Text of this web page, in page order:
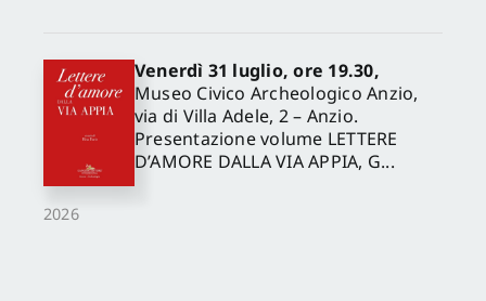
2026
Venerdì 31 luglio, ore 19.30,
Museo Civico Archeologico Anzio,
via di Villa Adele, 2 – Anzio.
Presentazione volume LETTERE
D’AMORE DALLA VIA APPIA, G...